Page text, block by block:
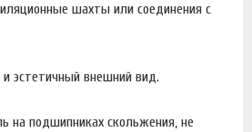
шахты или соединения с
эстетичный внешний вид.
на подшипниках скольжения, не